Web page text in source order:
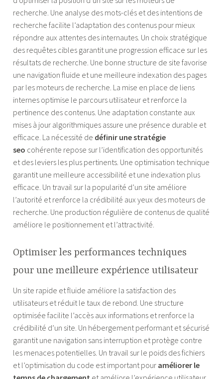
recherche. Une analyse des mots-clés et des intentions de
recherche facilite l’adaptation des contenus pour mieux
répondre aux attentes des internautes. Un choix stratégique
des requêtes cibles garantit une progression efficace sur les
résultats de recherche. Une bonne structure de site favorise
une navigation fluide et une meilleure indexation des pages
par les moteurs de recherche. La mise en place de liens
internes optimise le parcours utilisateur et renforce la
pertinence des contenus. Une adaptation constante aux
mises à jour algorithmiques assure une présence durable et
efficace. La nécessité de définir une stratégie
seo cohérente repose sur l’identification des opportunités
et des leviers les plus pertinents. Une optimisation technique
garantit une meilleure accessibilité et une indexation plus
efficace. Un travail sur la popularité d’un site améliore
l’autorité et renforce la crédibilité aux yeux des moteurs de
recherche. Une production régulière de contenus de qualité
améliore le positionnement et l’attractivité.
Optimiser les performances techniques
pour une meilleure expérience utilisateur
Un site rapide et fluide améliore la satisfaction des
utilisateurs et réduit le taux de rebond. Une structure
optimisée facilite l’accès aux informations et renforce la
crédibilité d’un site. Un hébergement performant et sécurisé
garantit une navigation sans interruption et protège contre
les menaces potentielles. Un travail sur le poids des fichiers
et l’optimisation du code est important pour améliorer le